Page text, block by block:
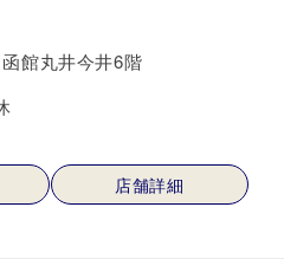
館丸井今井6階
店舗詳細